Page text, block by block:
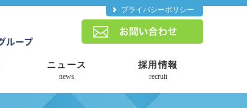
プライバシーポリシー
ニュース
news
採用情報
recruit